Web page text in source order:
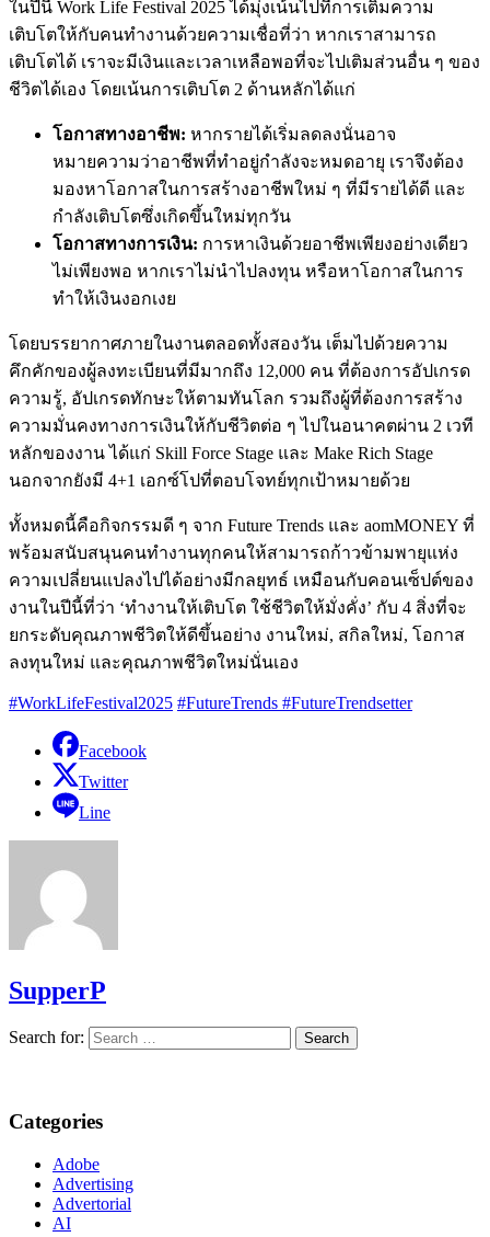
ในปีนี้ Work Life Festival 2025 ได้มุ่งเน้นไปที่การเติมความ
เติบโตให้กับคนทำงานด้วยความเชื่อที่ว่า หากเราสามารถ
เติบโตได้ เราจะมีเงินและเวลาเหลือพอที่จะไปเติมส่วนอื่น ๆ ของ
ชีวิตได้เอง โดยเน้นการเติบโต 2 ด้านหลักได้แก่
โอกาสทางอาชีพ: หากรายได้เริ่มลดลงนั่นอาจ
หมายความว่าอาชีพที่ทำอยู่กำลังจะหมดอายุ เราจึงต้อง
มองหาโอกาสในการสร้างอาชีพใหม่ ๆ ที่มีรายได้ดี และ
กำลังเติบโตซึ่งเกิดขึ้นใหม่ทุกวัน
โอกาสทางการเงิน: การหาเงินด้วยอาชีพเพียงอย่างเดียว
ไม่เพียงพอ หากเราไม่นำไปลงทุน หรือหาโอกาสในการ
ทำให้เงินงอกเงย
โดยบรรยากาศภายในงานตลอดทั้งสองวัน เต็มไปด้วยความ
คึกคักของผู้ลงทะเบียนที่มีมากถึง 12,000 คน ที่ต้องการอัปเกรด
ความรู้, อัปเกรดทักษะให้ตามทันโลก รวมถึงผู้ที่ต้องการสร้าง
ความมั่นคงทางการเงินให้กับชีวิตต่อ ๆ ไปในอนาคตผ่าน 2 เวที
หลักของงานได้แก่ Skill Force Stage และ Make Rich Stage
นอกจากยังมี 4+1 เอกซ์โปที่ตอบโจทย์ทุกเป้าหมายด้วย
ทั้งหมดนี้คือกิจกรรมดี ๆ จาก Future Trends และ aomMONEY ที่
พร้อมสนับสนุนคนทำงานทุกคนให้สามารถก้าวข้ามพายุแห่ง
ความเปลี่ยนแปลงไปได้อย่างมีกลยุทธ์ เหมือนกับคอนเซ็ปต์ของ
งานในปีนี้ที่ว่า ‘ทำงานให้เติบโต ใช้ชีวิตให้มั่งคั่ง’ กับ 4 สิ่งที่จะ
ยกระดับคุณภาพชีวิตให้ดีขึ้นอย่าง งานใหม่, สกิลใหม่, โอกาส
ลงทุนใหม่ และคุณภาพชีวิตใหม่นั่นเอง
#WorkLifeFestival2025 #FutureTrends #FutureTrendsetter
Facebook
Twitter
Line
SupperP
Search for:
Categories
Adobe
Advertising
Advertorial
AI